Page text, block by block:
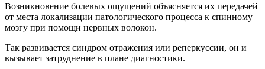
Возникновение болевых ощущений объясняется их передачей
от места локализации патологического процесса к спинному
мозгу при помощи нервных волокон.
Так развивается синдром отражения или реперкуссии, он и
вызывает затруднение в плане диагностики.